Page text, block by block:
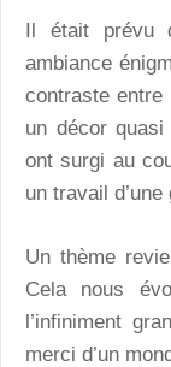
Il était prévu
ambiance
contraste entre
un décor
ont surgi au
un travail
Un thème
Cela nous
l’infiniment
merci d’un